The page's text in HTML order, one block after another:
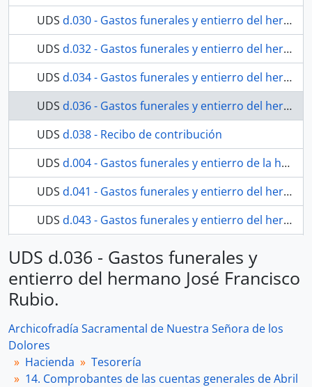
UDS d.030 - Gastos funerales y entierro del hermano José Francisco Rubio.
UDS d.032 - Gastos funerales y entierro del hermano José Francisco Rubio.
UDS d.034 - Gastos funerales y entierro del hermano José Francisco Rubio.
UDS d.036 - Gastos funerales y entierro del hermano José Francisco Rubio.
UDS d.038 - Recibo de contribución
UDS d.004 - Gastos funerales y entierro de la hermana Ana María Fernández.
UDS d.041 - Gastos funerales y entierro del hermano José Joaquín Navarro
UDS d.043 - Gastos funerales y entierro del hermano José Joaquín Navarro.
117 más...
UDS d.036 - Gastos funerales y
entierro del hermano José Francisco
Rubio.
Archicofradía Sacramental de Nuestra Señora de los
Dolores
Hacienda
Tesorería
14. Comprobantes de las cuentas generales de Abril